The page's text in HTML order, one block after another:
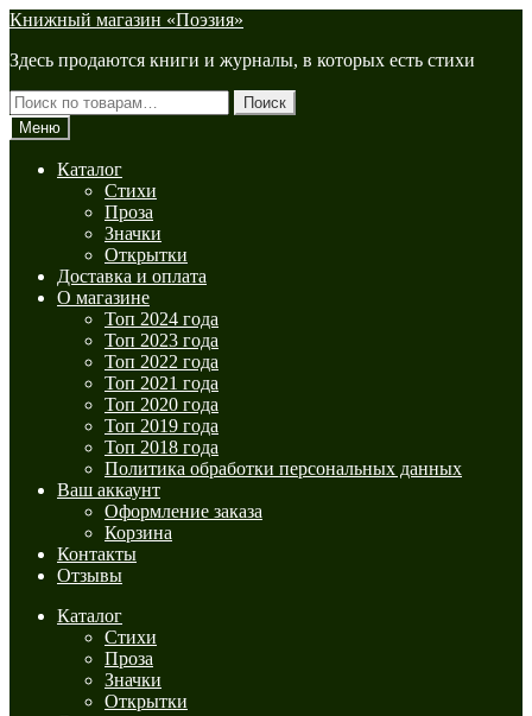
Перейти
навигации
Перейти
содержимому
Книжный магазин «Поэзия»
Здесь продаются книги и журналы, в которых есть стихи
Искать:
Поиск
Меню
Каталог
Стихи
Проза
Значки
Открытки
Доставка и оплата
О магазине
Топ 2024 года
Топ 2023 года
Топ 2022 года
Топ 2021 года
Топ 2020 года
Топ 2019 года
Топ 2018 года
Политика обработки персональных данных
Ваш аккаунт
Оформление заказа
Корзина
Контакты
Отзывы
Каталог
Стихи
Проза
Значки
Открытки